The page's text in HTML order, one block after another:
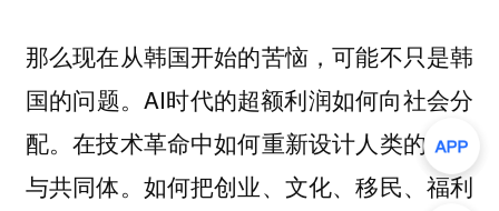
那么现在从韩国开始的苦恼，可能不只是韩
国的问题。AI时代的超额利润如何向社会分
配。在技术革命中如何重新设计人类的生活
与共同体。如何把创业、文化、移民、福利